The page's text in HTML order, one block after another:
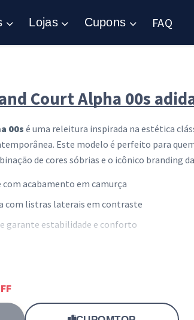
Lojas Cupons FAQ
Court Alpha 00s
00s é uma releitura inspirada na estética
Este modelo é perfeito para
de cores sóbrias e o icônico branding
acabamento em camurça
com listras laterais em contraste
garante estabilidade e conforto
ao seu guarda-roupa agora mesmo.